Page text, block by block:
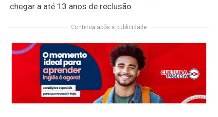
chegar a até 13 anos de reclusão.
Continua após a publicidade